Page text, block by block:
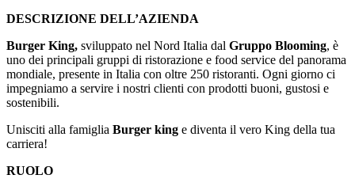
DESCRIZIONE DELL’AZIENDA
Burger King, sviluppato nel Nord Italia dal Gruppo Blooming, è
uno dei principali gruppi di ristorazione e food service del panorama
mondiale, presente in Italia con oltre 250 ristoranti. Ogni giorno ci
impegniamo a servire i nostri clienti con prodotti buoni, gustosi e
sostenibili.
Unisciti alla famiglia Burger king e diventa il vero King della tua
carriera!
RUOLO